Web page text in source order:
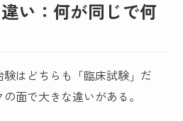
い：何が同じで何
はどちらも「臨床試験」だ
面で大きな違いがある。